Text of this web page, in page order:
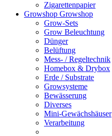
Zigarettenpapier
Growshop Growshop
Grow-Sets
Grow Beleuchtung
Dünger
Belüftung
Mess- / Regeltechnik
Homebox & Drybox
Erde / Substrate
Growsysteme
Bewässerung
Diverses
Mini-Gewächshäuser
Verarbeitung